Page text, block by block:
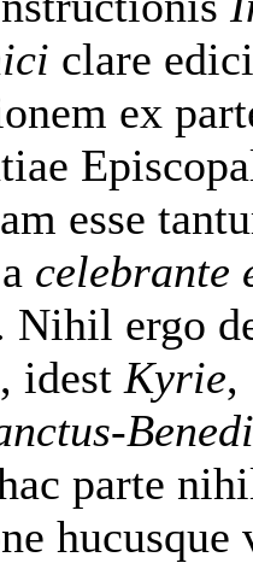
clare
ex
esse
celebrante
Nihil ergo
idest Kyrie,
parte
hucusque